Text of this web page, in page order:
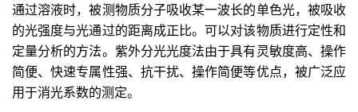
通过溶液时，被测物质分子吸收某一波长的单色光，被吸收
的光强度与光通过的距离成正比。可以对该物质进行定性和
定量分析的方法。紫外分光光度法由于具有灵敏度高、操作
简便、快速专属性强、抗干扰、操作简便等优点，被广泛应
用于消光系数的测定。